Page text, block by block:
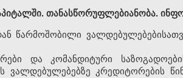
თანასწორუფლებიანობა.
წარმოშობილი
და კომანდიტური
ვალდებულებებზე კრედიტორების